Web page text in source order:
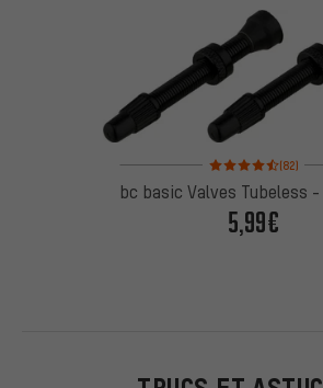
Note moyenne : 4,5
(82)
bc basic Valves Tubeless
5,99€